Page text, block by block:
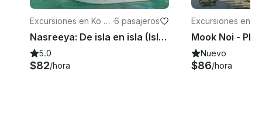
horario anteriores son aproximados y pueden
modificarse sin previo aviso para adaptarlos a la
marea y a las condiciones meteorológicas locales . *
Los programas anteriores son solo una muestra, los
huéspedes pueden ajustar los programas y los
horarios como deseen * Lo más destacado de este
Excursiones en Ko K
aeo
·6 pasajeros
Nasreeya: De isla en isla (Isla Phi Phi y Khai)
5.0
$82/hora
Excursiones en
aeo
Nuevo
$86/hora